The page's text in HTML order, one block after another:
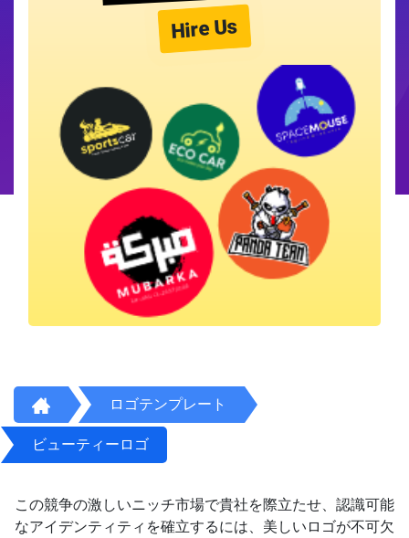
Hire Us
ロゴテンプレート
ビューティーロゴ
この競争の激しいニッチ市場で貴社を際立たせ、認識可能
なアイデンティティを確立するには、美しいロゴが不可欠